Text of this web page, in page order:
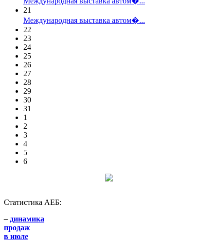
21
Международная выставка автом�...
22
23
24
25
26
27
28
29
30
31
1
2
3
4
5
6
Статистика АЕБ:
– динамика
продаж
в июле